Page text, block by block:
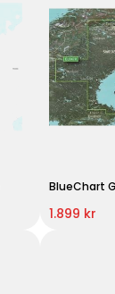
BlueChart
1.899 kr